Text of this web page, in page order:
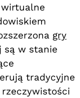
gry
są w stanie
tradycyjne